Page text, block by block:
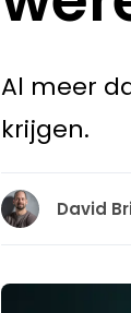
Al meer
krijgen.
David